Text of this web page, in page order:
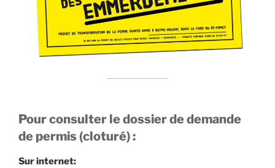
Pour consulter le dossier de demande
de permis (cloturé) :
Sur internet: